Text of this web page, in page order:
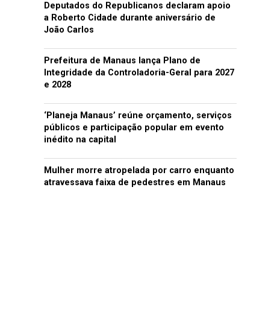
Deputados do Republicanos declaram apoio
a Roberto Cidade durante aniversário de
João Carlos
Prefeitura de Manaus lança Plano de
Integridade da Controladoria-Geral para 2027
e 2028
‘Planeja Manaus’ reúne orçamento, serviços
públicos e participação popular em evento
inédito na capital
Mulher morre atropelada por carro enquanto
atravessava faixa de pedestres em Manaus